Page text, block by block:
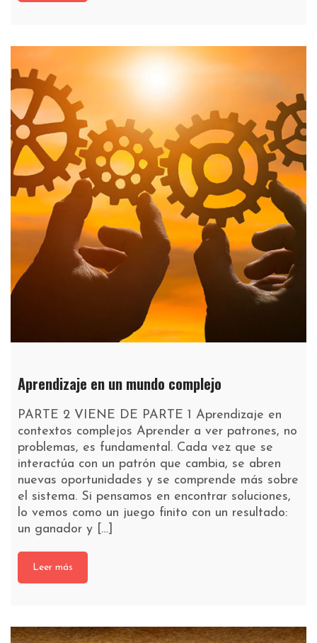
Aprendizaje en un mundo complejo
PARTE 2 VIENE DE PARTE 1 Aprendizaje en
contextos complejos Aprender a ver patrones, no
problemas, es fundamental. Cada vez que se
interactúa con un patrón que cambia, se abren
nuevas oportunidades y se comprende más sobre
el sistema. Si pensamos en encontrar soluciones,
lo vemos como un juego finito con un resultado:
un ganador y […]
Leer más